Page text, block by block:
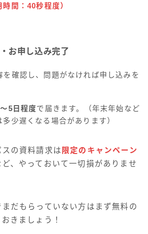
時間：40秒程度）
お申し込み完了
を確認し、問題がなければ申し込みを
5日程度で届きます。（年末年始など
多少遅くなる場合があります）
の資料請求は 限定のキャンペーン
ど、やっておいて一切損がありませ
だもらっていない方はまず無料の
きましょう！